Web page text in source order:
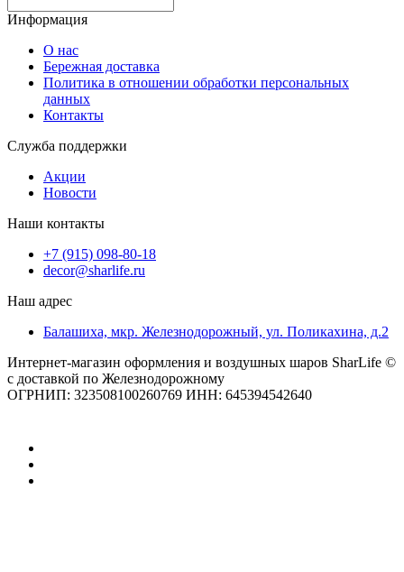
Информация
О нас
Бережная доставка
Политика в отношении обработки персональных
данных
Контакты
Служба поддержки
Акции
Новости
Наши контакты
+7 (915) 098-80-18
decor@sharlife.ru
Наш адрес
Балашиха, мкр. Железнодорожный, ул. Поликахина, д.2
Интернет-магазин оформления и воздушных шаров SharLife ©
с доставкой по Железнодорожному
ОГРНИП: 323508100260769 ИНН: 645394542640